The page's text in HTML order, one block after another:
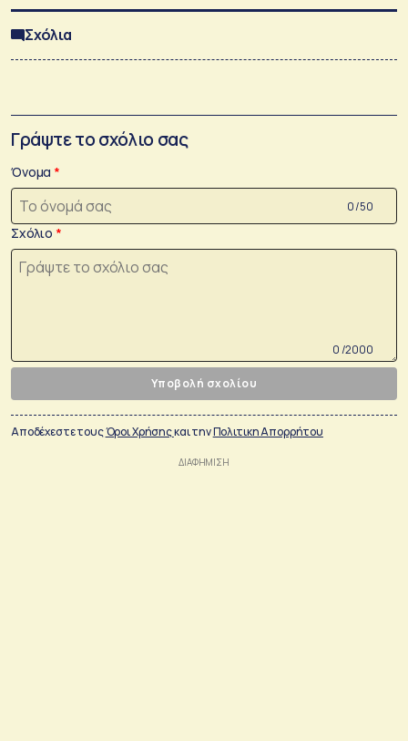
Σχόλια
Γράψτε το σχόλιο σας
Όνομα
0 /50
Σχόλιο
0 /2000
Υποβολή σχολίου
Αποδέχεστε τουςΌροι Χρήσηςκαι τηνΠολιτικη Απορρήτου